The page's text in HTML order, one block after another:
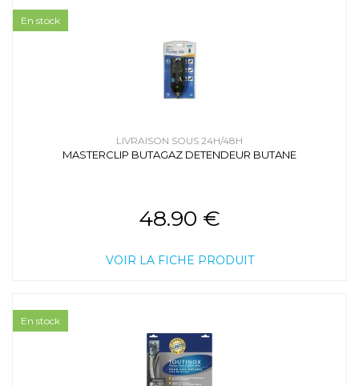
LIVRAISON SOUS 24H/48H
MASTERCLIP BUTAGAZ DETENDEUR BUTANE
48.90 €
VOIR LA FICHE PRODUIT
En stock
En stock